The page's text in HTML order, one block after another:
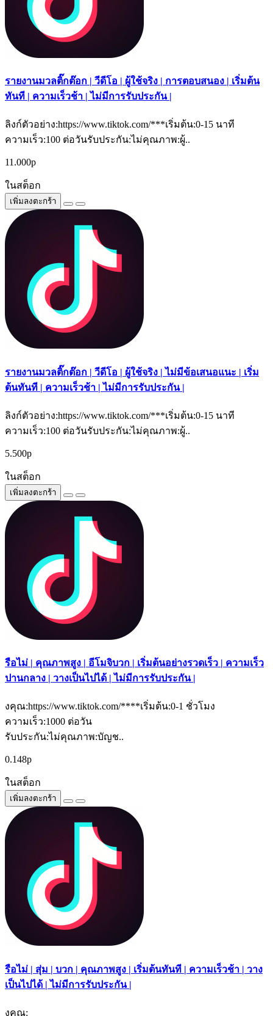
รายงานมวลติ๊กต๊อก | วีดีโอ | ผู้ใช้จริง | การตอบสนอง | เริ่มต้น
ทันที | ความเร็วช้า | ไม่มีการรับประกัน |
ลิงก์ตัวอย่าง:https://www.tiktok.com/***เริ่มต้น:0-15 นาที
ความเร็ว:100 ต่อวันรับประกัน:ไม่คุณภาพ:ผู้..
11.000р
ในสต็อก
เพิ่มลงตะกร้า
รายงานมวลติ๊กต๊อก | วีดีโอ | ผู้ใช้จริง | ไม่มีข้อเสนอแนะ | เริ่ม
ต้นทันที | ความเร็วช้า | ไม่มีการรับประกัน |
ลิงก์ตัวอย่าง:https://www.tiktok.com/***เริ่มต้น:0-15 นาที
ความเร็ว:100 ต่อวันรับประกัน:ไม่คุณภาพ:ผู้..
5.500р
ในสต็อก
เพิ่มลงตะกร้า
รือไม่ | คุณภาพสูง | อีโมจิบวก | เริ่มต้นอย่างรวดเร็ว | ความเร็ว
ปานกลาง | วางเป็นไปได้ | ไม่มีการรับประกัน |
งคุณ:https://www.tiktok.com/****เริ่มต้น:0-1 ชั่วโมง
ความเร็ว:1000 ต่อวัน
รับประกัน:ไม่คุณภาพ:บัญช..
0.148р
ในสต็อก
เพิ่มลงตะกร้า
รือไม่ | สุ่ม | บวก | คุณภาพสูง | เริ่มต้นทันที | ความเร็วช้า | วาง
เป็นไปได้ | ไม่มีการรับประกัน |
งคุณ: